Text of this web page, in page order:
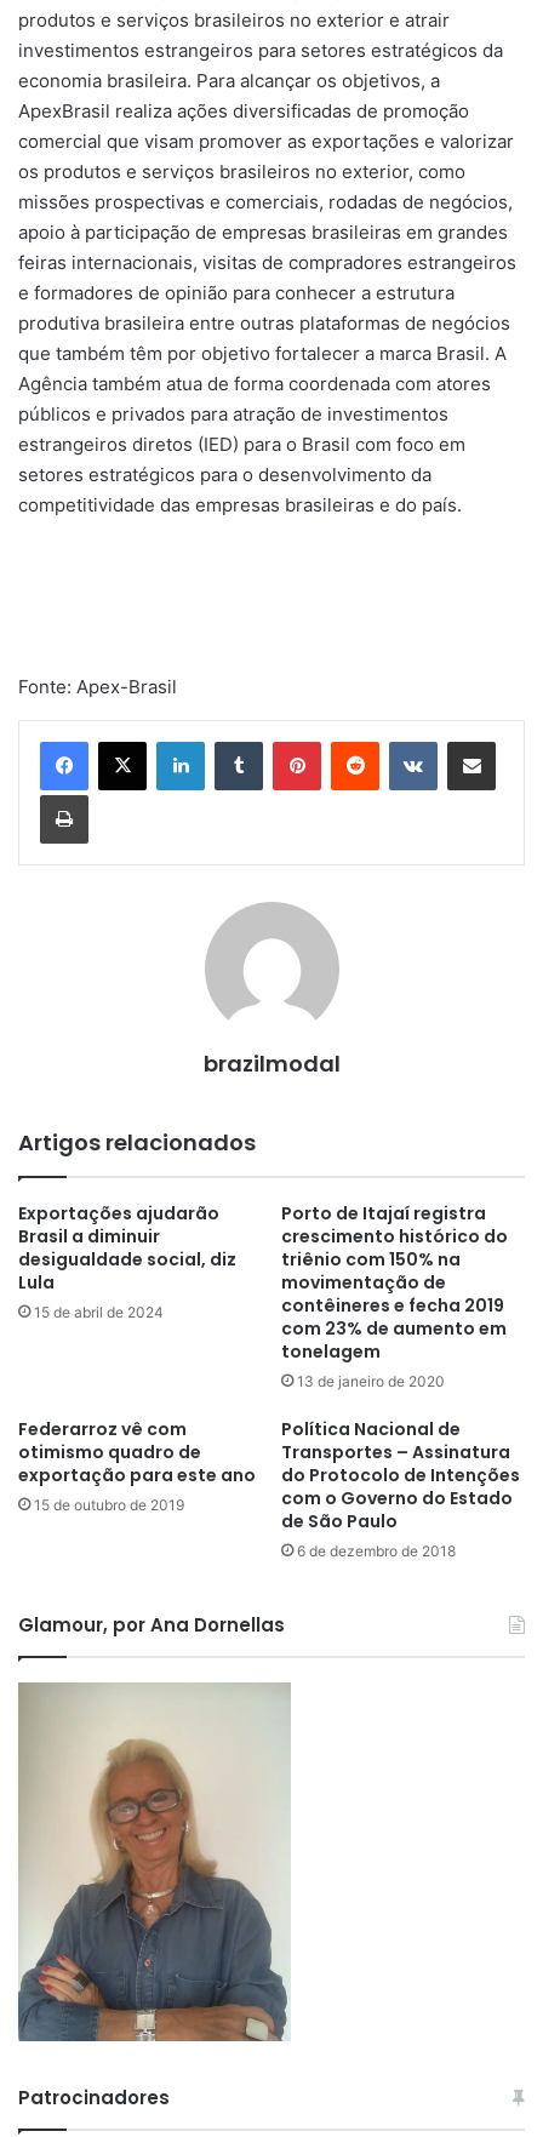
produtos e serviços brasileiros no exterior e atrair
investimentos estrangeiros para setores estratégicos da
economia brasileira. Para alcançar os objetivos, a
ApexBrasil realiza ações diversificadas de promoção
comercial que visam promover as exportações e valorizar
os produtos e serviços brasileiros no exterior, como
missões prospectivas e comerciais, rodadas de negócios,
apoio à participação de empresas brasileiras em grandes
feiras internacionais, visitas de compradores estrangeiros
e formadores de opinião para conhecer a estrutura
produtiva brasileira entre outras plataformas de negócios
que também têm por objetivo fortalecer a marca Brasil. A
Agência também atua de forma coordenada com atores
públicos e privados para atração de investimentos
estrangeiros diretos (IED) para o Brasil com foco em
setores estratégicos para o desenvolvimento da
competitividade das empresas brasileiras e do país.
Fonte: Apex-Brasil
LinkedinTumblr PinterestReddit VK Compartilhar via e-mail
Imprimir
brazilmodal
Artigos relacionados
Exportações ajudarão
Brasil a diminuir
desigualdade social, diz
Lula
15 de abril de 2024
Porto de Itajaí registra
crescimento histórico do
triênio com 150% na
movimentação de
contêineres e fecha 2019
com 23% de aumento em
tonelagem
13 de janeiro de 2020
Federarroz vê com
otimismo quadro de
exportação para este ano
15 de outubro de 2019
Política Nacional de
Transportes – Assinatura
do Protocolo de Intenções
com o Governo do Estado
de São Paulo
6 de dezembro de 2018
Glamour, por Ana Dornellas
Patrocinadores